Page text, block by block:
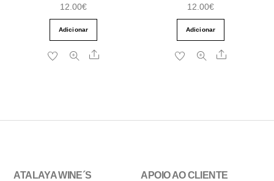
12.00€
Adicionar
Share
12.00€
Adicionar
Share
ATALAYA WINE´S APOIO AO CLIENTE